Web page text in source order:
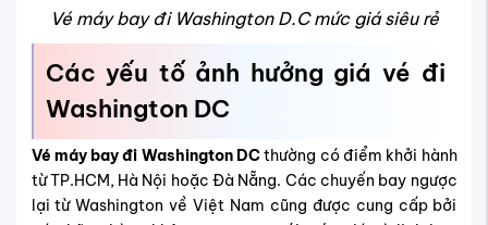
Vé máy bay đi Washington D.C mức giá siêu rẻ
Các yếu tố ảnh hưởng giá vé đi
Washington DC
Vé máy bay đi Washington DCthường có điểm khởi hành
từ TP.HCM, Hà Nội hoặc Đà Nẵng. Các chuyến bay ngược
lại từ Washington về Việt Nam cũng được cung cấp bởi